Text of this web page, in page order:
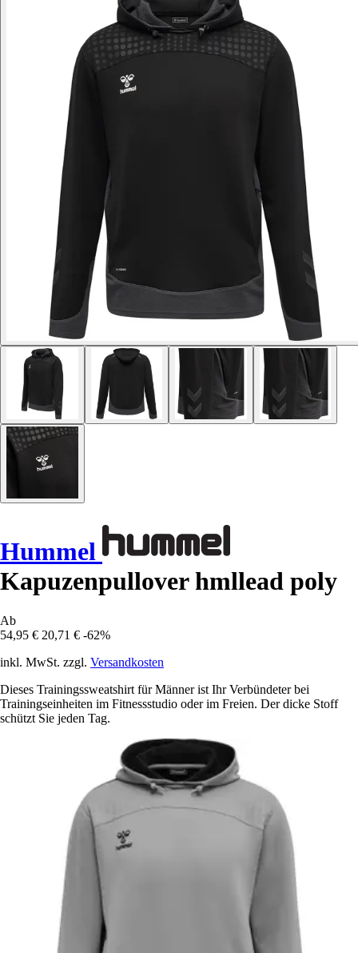
Hummel
Kapuzenpullover hmllead poly
Ab
54,95 € 20,71 € -62%
inkl. MwSt. zzgl. Versandkosten
Dieses Trainingssweatshirt für Männer ist Ihr Verbündeter bei
Trainingseinheiten im Fitnessstudio oder im Freien. Der dicke Stoff
schützt Sie jeden Tag.